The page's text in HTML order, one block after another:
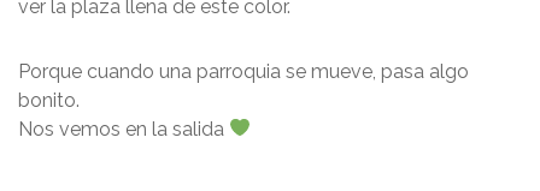
ver la plaza llena de este color.
Porque cuando una parroquia se mueve, pasa algo
bonito.
Nos vemos en la salida